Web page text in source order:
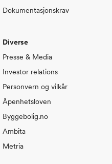
Dokumentasjonskrav
Diverse
Presse & Media
Investor relations
Personvern og vilkår
Åpenhetsloven
Byggebolig.no
Ambita
Metria